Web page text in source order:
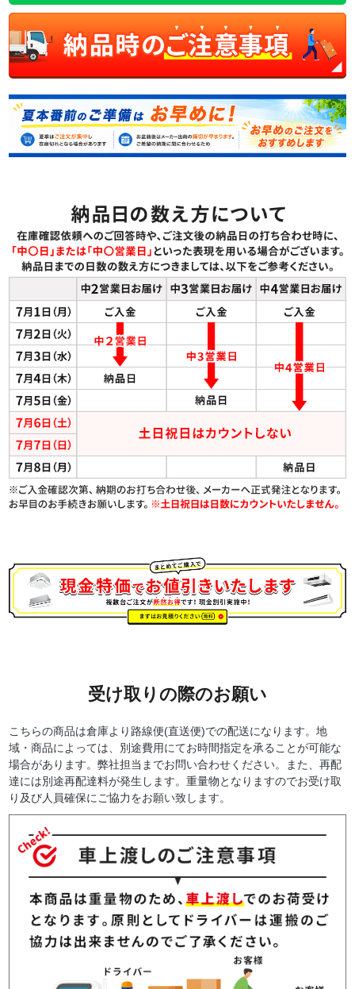
受け取りの際のお願い
こちらの商品は倉庫より路線便(直送便)での配送になります。地
域・商品によっては、別途費用にてお時間指定を承ることが可能な
場合があります。弊社担当までお問い合わせください。また、再配
達には別途再配達料が発生します。重量物となりますのでお受け取
り及び人員確保にご協力をお願い致します。